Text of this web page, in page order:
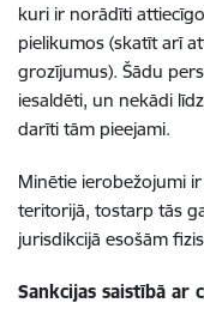
kuri ir norādīti
pielikumos (skatīt arī
grozījumus). Šādu
iesaldēti, un nekādi
darīti tām pieejami.
Minētie ierobežojumi
teritorijā, tostarp tās
jurisdikcijā esošām
Sankcijas saistībā ar